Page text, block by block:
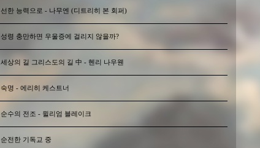
선한 능력으로 - 나무엔 (디트리히 본 회퍼)
성령 충만하면 우울증에 걸리지 않을까?
세상의 길 그리스도의 길 中 - 헨리 나우웬
숙명 - 에리히 케스트너
순수의 전조 - 윌리엄 블레이크
순전한 기독교 중